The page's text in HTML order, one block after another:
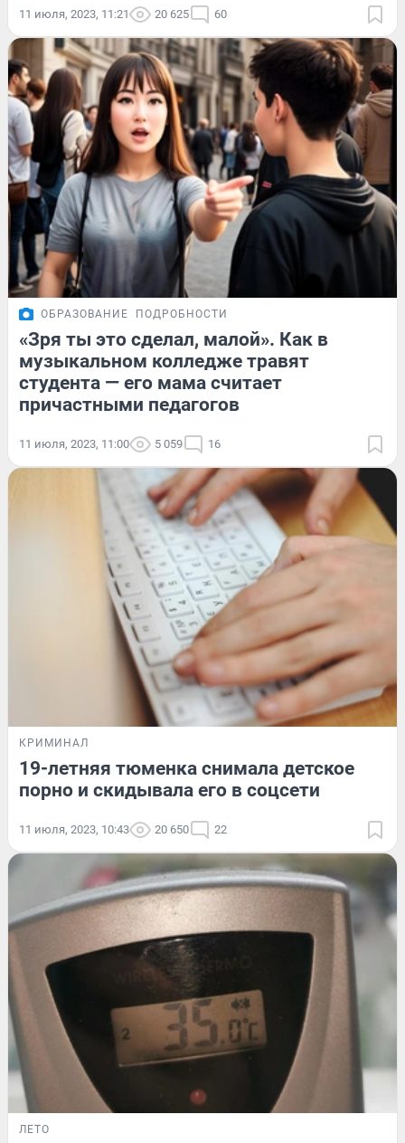
11 июля, 2023, 11:21 20 625 60
ОБРАЗОВАНИЕ ПОДРОБНОСТИ
«Зря ты это сделал, малой». Как в
музыкальном колледже травят
студента — его мама считает
причастными педагогов
11 июля, 2023, 11:00 5 059 16
КРИМИНАЛ
19-летняя тюменка снимала детское
порно и скидывала его в соцсети
11 июля, 2023, 10:43 20 650 22
ЛЕТО